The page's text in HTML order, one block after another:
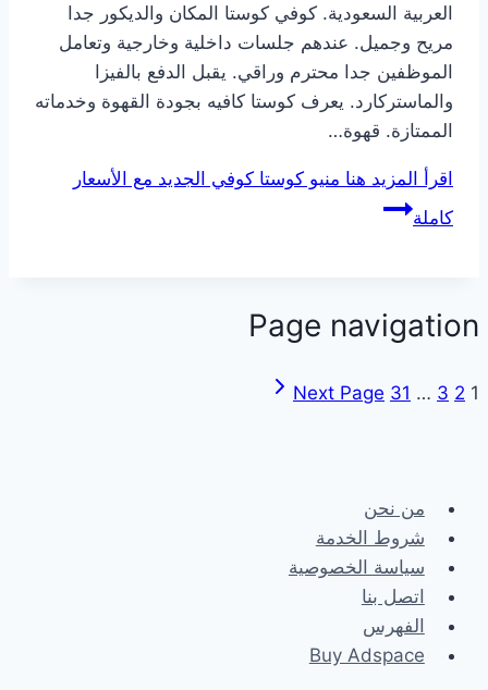
العربية السعودية. كوفي كوستا المكان والديكور جدا
مريح وجميل. عندهم جلسات داخلية وخارجية وتعامل
الموظفين جدا محترم وراقي. يقبل الدفع بالفيزا
والماستركارد. يعرف كوستا كافيه بجودة القهوة وخدماته
الممتازة. قهوة…
اقرأ المزيد هنا منيو كوستا كوفي الجديد مع الأسعار
كاملة
Page navigation
1
2
3
…
31
Next Page
من نحن
شروط الخدمة
سياسة الخصوصية
اتصل بنا
الفهرس
Buy Adspace